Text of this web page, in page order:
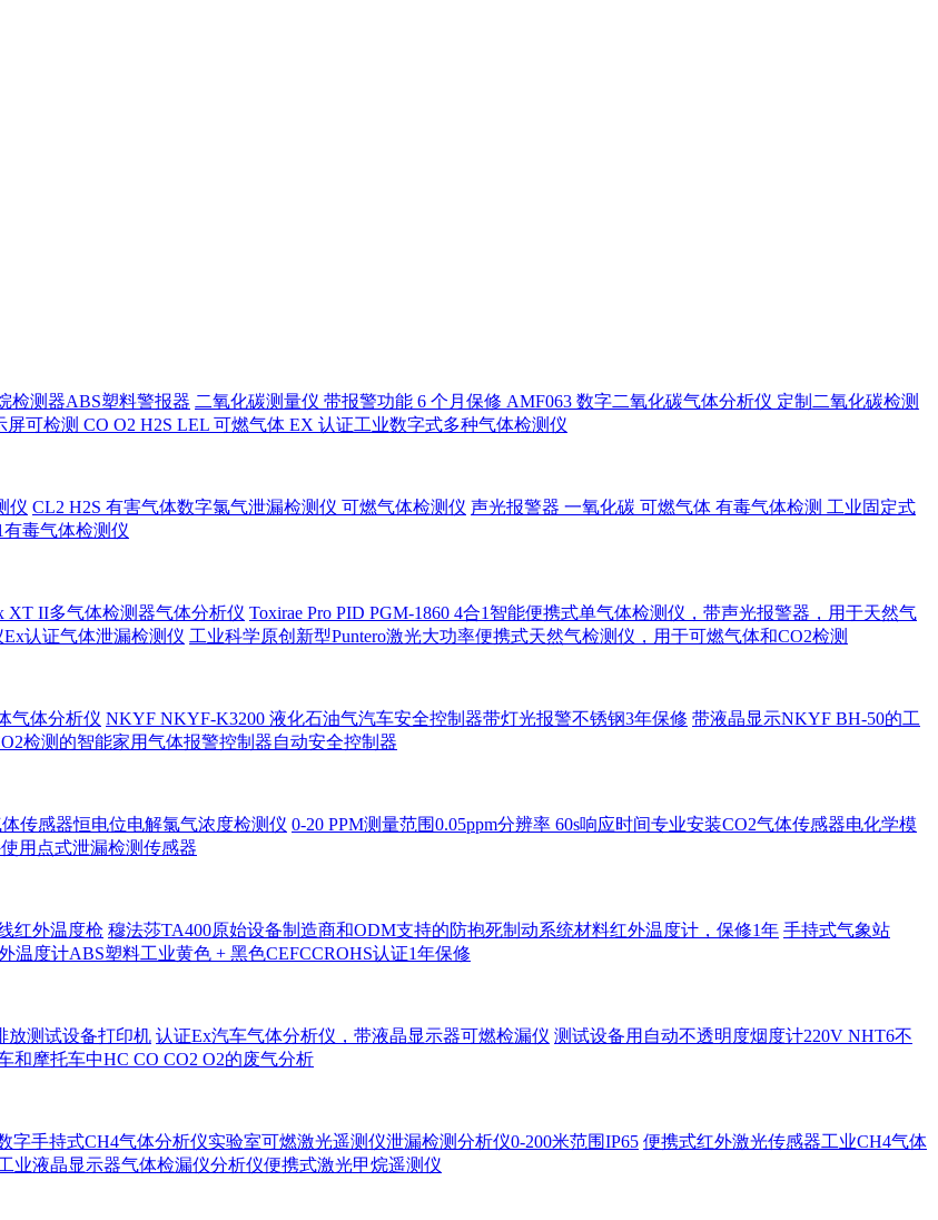
检测器ABS塑料警报器 二氧化碳测量仪 带报警功能 6 个月保修 AMF063 数字二氧化碳气体分析仪 定制二氧化碳检测
屏可检测 CO O2 H2S LEL 可燃气体 EX 认证工业数字式多种气体检测仪
仪 CL2 H2S 有害气体数字氯气泄漏检测仪 可燃气体检测仪 声光报警器 一氧化碳 可燃气体 有毒气体检测 工业固定式
有毒气体检测仪
XT II多气体检测器气体分析仪 Toxirae Pro PID PGM-1860 4合1智能便携式单气体检测仪，带声光报警器，用于天然气
认证气体泄漏检测仪 工业科学原创新型Puntero激光大功率便携式天然气检测仪，用于可燃气体和CO2检测
气体分析仪 NKYF NKYF-K3200 液化石油气汽车安全控制器带灯光报警不锈钢3年保修 带液晶显示NKYF BH-50的工
检测的智能家用气体报警控制器自动安全控制器
传感器恒电位电解氯气浓度检测仪 0-20 PPM测量范围0.05ppm分辨率 60s响应时间专业安装CO2气体传感器电化学模
用点式泄漏检测传感器
红外温度枪 穆法莎TA400原始设备制造商和ODM支持的防抱死制动系统材料红外温度计，保修1年 手持式气象站
温度计ABS塑料工业黄色 + 黑色CEFCCROHS认证1年保修
放测试设备打印机 认证Ex汽车气体分析仪，带液晶显示器可燃检漏仪 测试设备用自动不透明度烟度计220V NHT6不
和摩托车中HC CO CO2 O2的废气分析
字手持式CH4气体分析仪实验室可燃激光遥测仪泄漏检测分析仪0-200米范围IP65 便携式红外激光传感器工业CH4气体
业液晶显示器气体检漏仪分析仪便携式激光甲烷遥测仪